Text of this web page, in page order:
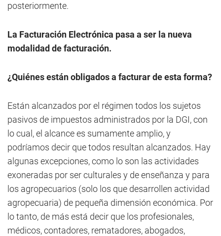
posteriormente.
La Facturación Electrónica pasa a ser la nueva
modalidad de facturación.
¿Quiénes están obligados a facturar de esta forma?
Están alcanzados por el régimen todos los sujetos
pasivos de impuestos administrados por la DGI, con
lo cual, el alcance es sumamente amplio, y
podríamos decir que todos resultan alcanzados. Hay
algunas excepciones, como lo son las actividades
exoneradas por ser culturales y de enseñanza y para
los agropecuarios (solo los que desarrollen actividad
agropecuaria) de pequeña dimensión económica. Por
lo tanto, de más está decir que los profesionales,
médicos, contadores, rematadores, abogados,